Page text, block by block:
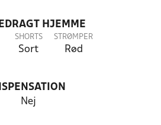
HJEMME
SHORTS
Sort
STRØMPER
Rød
Nej